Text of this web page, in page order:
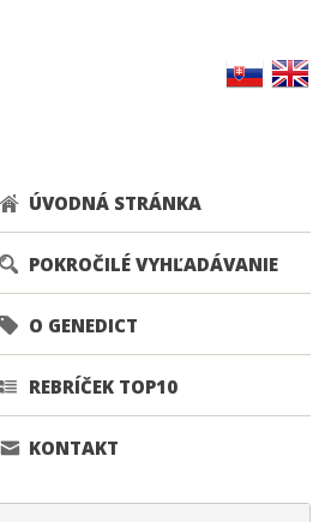
ÚVODNÁ STRÁNKA
POKROČILÉ VYHĽADÁVANIE
O GENEDICT
REBRÍČEK TOP10
KONTAKT